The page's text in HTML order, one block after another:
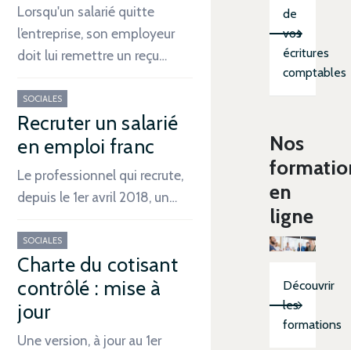
Lorsqu'un salarié quitte
l’entreprise, son employeur
doit lui remettre un reçu…
SOCIALES
Recruter un salarié
en emploi franc
Le professionnel qui recrute,
depuis le 1er avril 2018, un…
SOCIALES
Charte du cotisant
contrôlé : mise à
jour
Une version, à jour au 1er
de
vos
écritures
comptables
Nos
en
ligne
Découvrir
les
formations